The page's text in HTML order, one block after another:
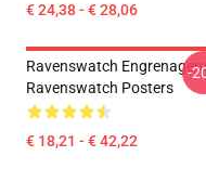
€ 24,38 - € 28,06
Ravenswatch Engrenagem
Ravenswatch Posters
€ 18,21 - € 42,22
-